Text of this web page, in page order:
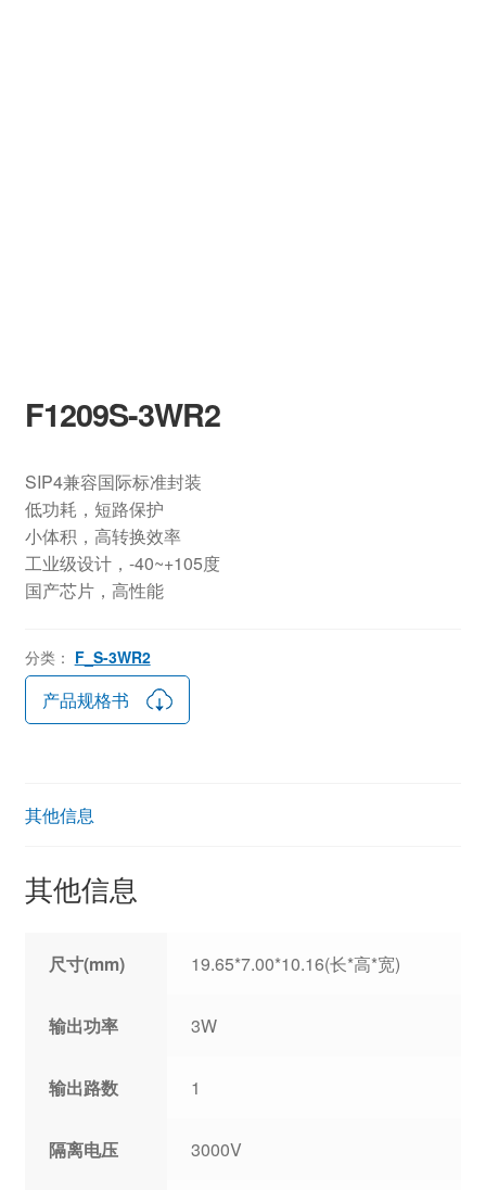
F1209S-3WR2
SIP4兼容国际标准封装
低功耗，短路保护
小体积，高转换效率
工业级设计，-40~+105度
国产芯片，高性能
分类： F_S-3WR2
产品规格书
其他信息
其他信息
尺寸(mm) 19.65*7.00*10.16(长*高*宽)
输出功率 3W
输出路数 1
隔离电压 3000V